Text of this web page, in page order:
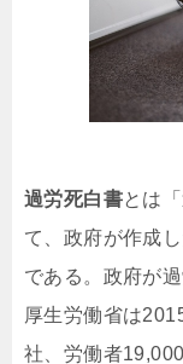
過労死白書とは
て、政府が作成
である。政府が
厚生労働省は
社、労働者